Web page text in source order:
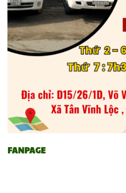
FANPAGE